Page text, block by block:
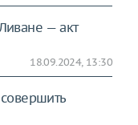
— акт
18.09.2024, 13:30